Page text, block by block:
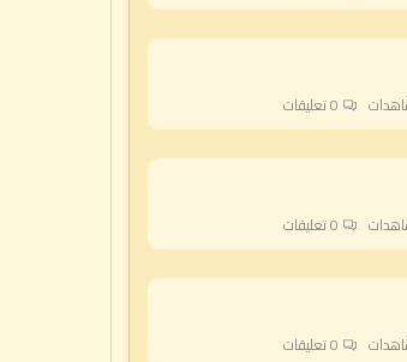
تعليقات
تعليقات
تعليقات